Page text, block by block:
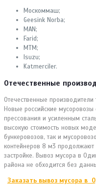
Москоммаш;
Geesink Norba;
MAN;
Farid;
MTM;
Isuzu;
Katmerciler.
Отечественные
Отечественные
Новые российские
прессования и усиленным
высокую стоимость новых
бункеровозов, так и
контейнеров 8 м3
застройке. Вывоз мусора в
района не обходится без
Заказать вывоз мусора в